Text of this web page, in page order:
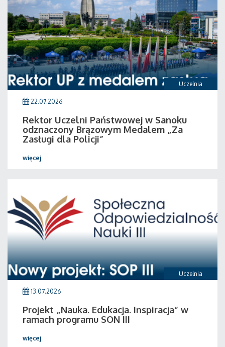
Uczelnia
22.07.2026
Rektor Uczelni Państwowej w Sanoku
odznaczony Brązowym Medalem „Za
Zasługi dla Policji”
więcej
Uczelnia
13.07.2026
Projekt „Nauka. Edukacja. Inspiracja” w
ramach programu SON III
więcej